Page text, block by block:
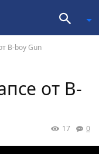
B-boy Gun
от B-
0
17